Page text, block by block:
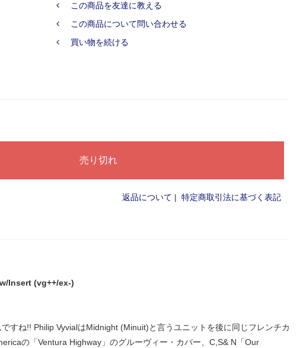
この商品を友達に教える
この商品について問い合わせる
買い物を続ける
返品について | 特定商取引法に基づく表記
Insert (vg++/ex-)
すね!! Philip VyvialはMidnight (Minuit)と言うユニットを後に同じフレンチカ
の「Ventura Highway」のグルーヴィー・カバー、C,S& N「Our